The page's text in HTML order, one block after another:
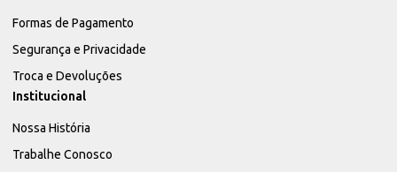
Formas de Pagamento
Segurança e Privacidade
Troca e Devoluções
Institucional
Nossa História
Trabalhe Conosco